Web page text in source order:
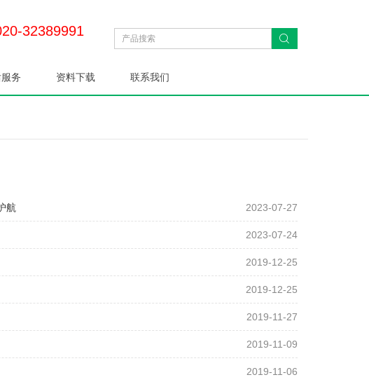
32389991
务 资料下载 联系我们
航 2023-07-27
2023-07-24
2019-12-25
2019-12-25
2019-11-27
2019-11-09
2019-11-06